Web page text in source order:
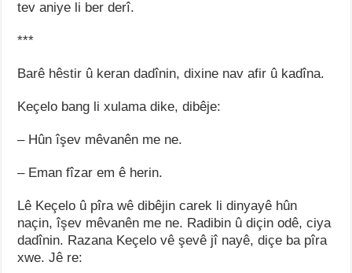
tev aniye li ber derî.
***
Barê hêstir û keran dadînin, dixine nav afir û kadîna.
Keçelo bang li xulama dike, dibêje:
– Hûn îşev mêvanên me ne.
– Eman fîzar em ê herin.
Lê Keçelo û pîra wê dibêjin carek li dinyayê hûn
naçin, îşev mêvanên me ne. Radibin û diçin odê, ciya
dadînin. Razana Keçelo vê şevê jî nayê, diçe ba pîra
xwe. Jê re: